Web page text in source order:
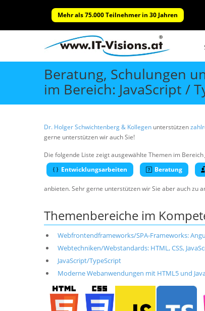
Mehr als 75.000 Teilnehmer in 30 Jahren
Beratung, Schulungen
im Bereich: JavaScript /
Dr. Holger Schwichtenberg & Kollegen unterstützen
gerne unterstützen wir auch Sie!
Die folgende Liste zeigt ausgewählte Themen im Bereich
Entwicklungsarbeiten
Beratung
anbieten. Sehr gerne unterstützen wir Sie aber auch zu
Themenbereiche im
Webfrontendframeworks/SPA-Frameworks:
Webtechniken/Webstandards: HTML, CSS,
JavaScript/TypeScript
Moderne Webanwendungen mit HTML5 und